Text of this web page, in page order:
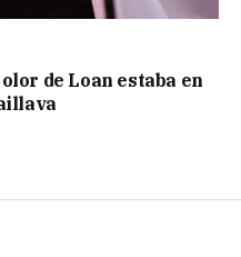
de Loan estaba en